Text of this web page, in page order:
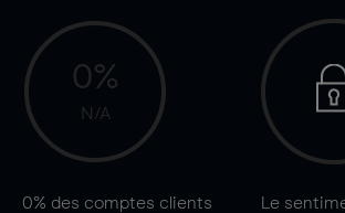
0%
N/A
0% des comptes clients
Le